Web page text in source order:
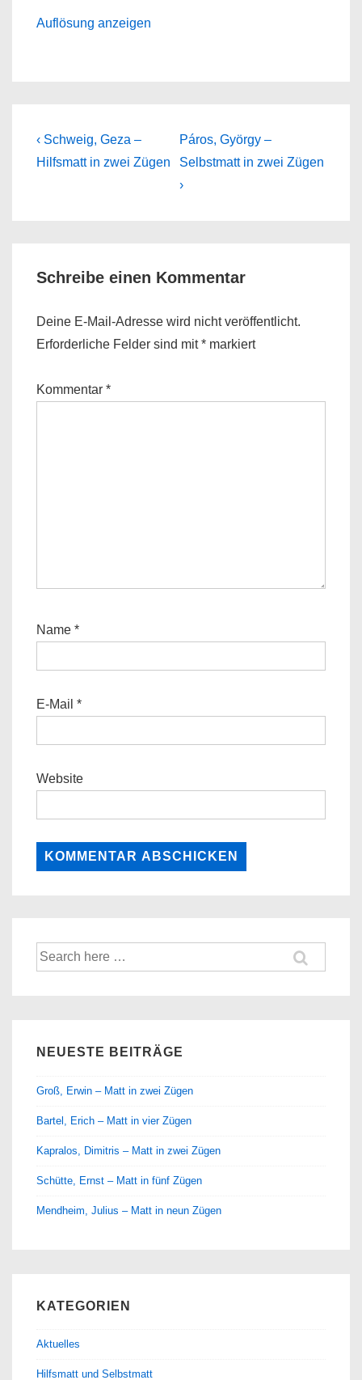
Auflösung anzeigen
Beitragsnavigation
Previous
Post
‹ Schweig, Geza –
Hilfsmatt in zwei Zügen
Next
Post
is
Páros, György –
Selbstmatt in zwei Zügen
›
Schreibe einen Kommentar
Deine E-Mail-Adresse wird nicht veröffentlicht.
Erforderliche Felder sind mit* markiert
Kommentar *
Name *
E-Mail *
Website
Suche
nach:
NEUESTE BEITRÄGE
Groß, Erwin – Matt in zwei Zügen
Bartel, Erich – Matt in vier Zügen
Kapralos, Dimitris – Matt in zwei Zügen
Schütte, Ernst – Matt in fünf Zügen
Mendheim, Julius – Matt in neun Zügen
KATEGORIEN
Aktuelles
Hilfsmatt und Selbstmatt